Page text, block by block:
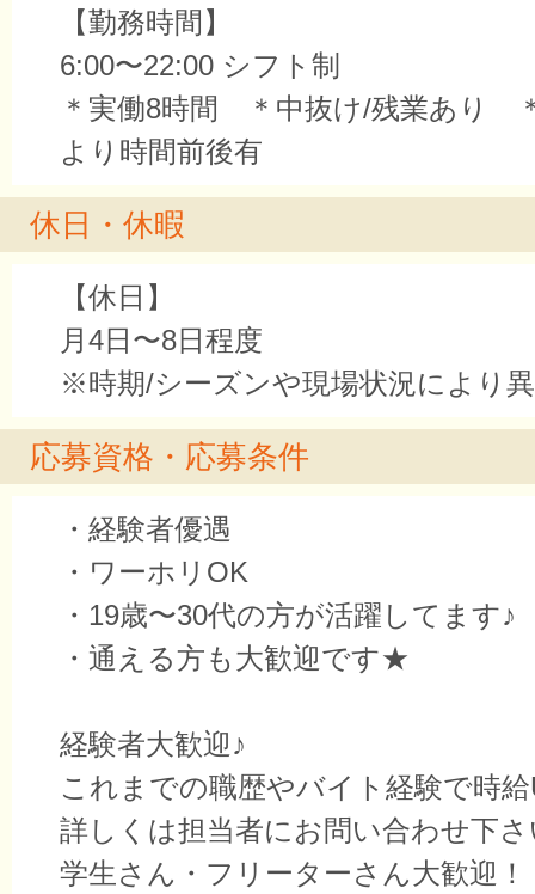
【勤務時間】
6:00〜22:00 シフト制
＊実働8時間 ＊中抜け/残業あり
より時間前後有
休日・休暇
【休日】
月4日〜8日程度
※時期/シーズンや現場状況により
応募資格・応募条件
・経験者優遇
・ワーホリOK
・19歳〜30代の方が活躍してます♪
・通える方も大歓迎です★
経験者大歓迎♪
これまでの職歴やバイト経験で時
詳しくは担当者にお問い合わせ下
学生さん・フリーターさん大歓迎！